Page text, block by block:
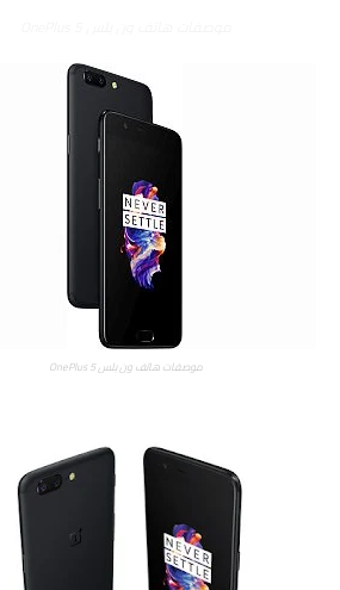
موصفات هاتف ون بلس OnePlus 5